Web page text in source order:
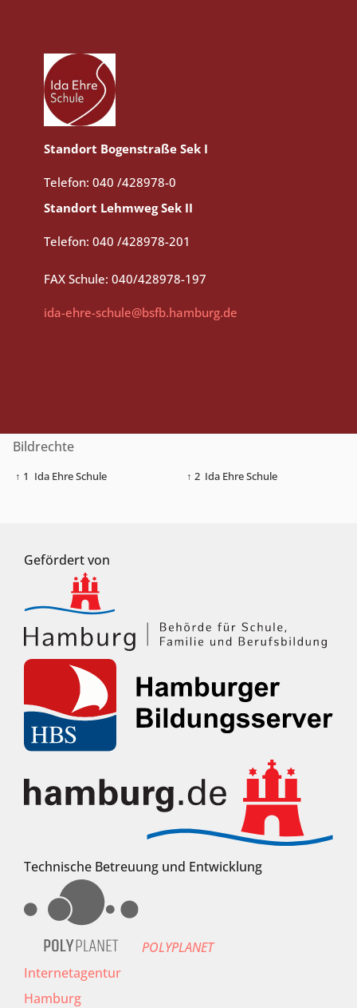
Standort Bogenstraße Sek I
Telefon: 040 /428978-0
Standort Lehmweg Sek II
Telefon: 040 /428978-201
FAX Schule: 040/428978-197
ida-ehre-schule@bsfb.hamburg.de
Bildrechte
↑ 1 Ida Ehre Schule ↑ 2 Ida Ehre Schule
Gefördert von
Technische Betreuung und Entwicklung
POLYPLANET
Internetagentur
Hamburg